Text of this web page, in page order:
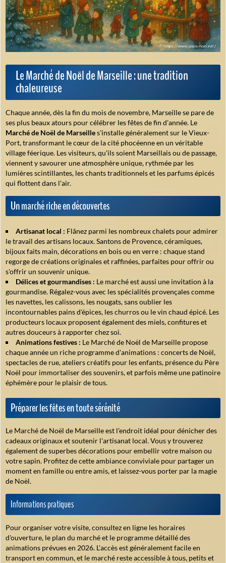
Le Marché de Noël de Marseille : une tradition
chaleureuse
Chaque année, dès la fin du mois de novembre, Marseille se pare de
ses plus beaux atours pour célébrer les fêtes de fin d'année. Le
Marché de Noël de Marseilles'installe généralement sur le Vieux-
Port, transformant le cœur de la cité phocéenne en un véritable
village féerique. Les visiteurs, qu'ils soient Marseillais ou de passage,
viennent y savourer une atmosphère unique, rythmée par les
lumières scintillantes, les chants traditionnels et les parfums épicés
qui flottent dans l'air.
Un marché riche en découvertes
Artisanat local : Flânez parmi les nombreux chalets pour admirer
le travail des artisans locaux. Santons de Provence, céramiques,
bijoux faits main, décorations en bois ou en verre : chaque stand
regorge de créations originales et raffinées, parfaites pour offrir ou
s'offrir un souvenir unique.
Délices et gourmandises : Le marché est aussi une invitation à la
gourmandise. Régalez-vous avec les spécialités provençales comme
les navettes, les calissons, les nougats, sans oublier les
incontournables pains d'épices, les churros ou le vin chaud épicé. Les
producteurs locaux proposent également des miels, confitures et
autres douceurs à rapporter chez soi.
Animations festives : Le Marché de Noël de Marseille propose
chaque année un riche programme d'animations : concerts de Noël,
spectacles de rue, ateliers créatifs pour les enfants, présence du Père
Noël pour immortaliser des souvenirs, et parfois même une patinoire
éphémère pour le plaisir de tous.
Préparer les fêtes en toute sérénité
Le Marché de Noël de Marseille est l'endroit idéal pour dénicher des
cadeaux originaux et soutenir l'artisanat local. Vous y trouverez
également de superbes décorations pour embellir votre maison ou
votre sapin. Profitez de cette ambiance conviviale pour partager un
moment en famille ou entre amis, et laissez-vous porter par la magie
de Noël.
Informations pratiques
Pour organiser votre visite, consultez en ligne les horaires
d'ouverture, le plan du marché et le programme détaillé des
animations prévues en 2026. L'accès est généralement facile en
transport en commun, et le marché reste accessible à tous, petits et